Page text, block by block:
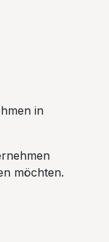
in
möchten.